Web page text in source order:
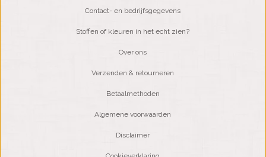
Contact- en bedrijfsgegevens
Stoffen of kleuren in het echt zien?
Over ons
Verzenden & retourneren
Betaalmethoden
Algemene voorwaarden
Disclaimer